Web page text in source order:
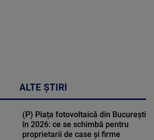
ALTE ȘTIRI
(P) Piața fotovoltaică din București
în 2026: ce se schimbă pentru
proprietarii de case și firme